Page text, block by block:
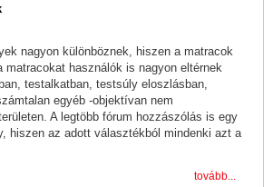
nagyon különböznek, hiszen a matracok
matracokat használók is nagyon eltérnek
testalkatban, testsúly eloszlásban,
egyéb -objektívan nem
A legtöbb fórum hozzászólás is egy
hiszen az adott választékból mindenki azt a
tovább...